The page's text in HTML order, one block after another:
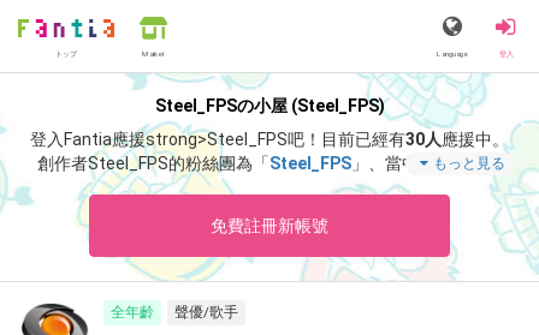
トップ Market Language 登入
Steel_FPSの小屋 (Steel_FPS)
登入Fantia應援strong>Steel_FPS吧！ 目前已經有30人 應援中。
創作者Steel_FPS的粉絲團為「Steel_FPS」、當中含有「『影
廊』またの名を『シャドーコリドー 影の回廊』」等非常獨特的
もっと見る
免費註冊新帳號
全年齡 聲優/歌手